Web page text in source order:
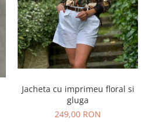
Jacheta cu imprimeu floral si
gluga
249,00 RON